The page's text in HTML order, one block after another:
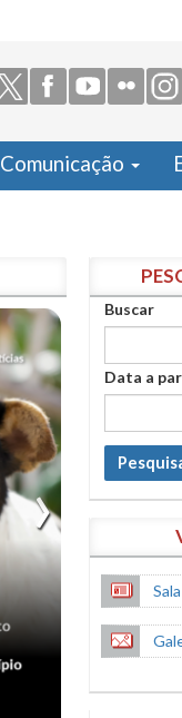
Comunicação
Buscar
Data a